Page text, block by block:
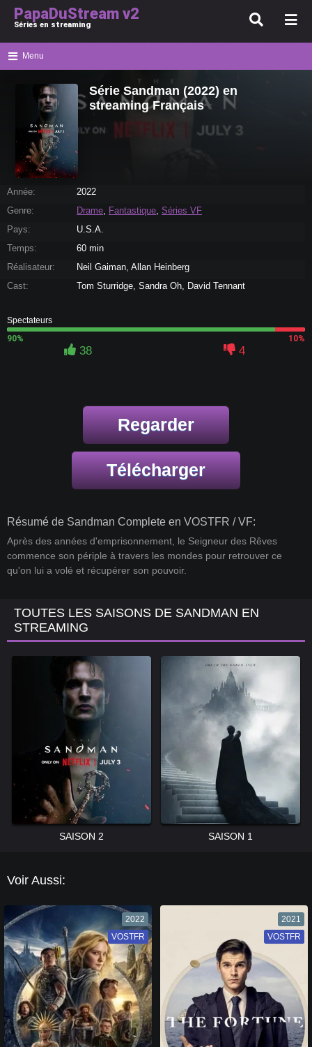
PapaDuStream v2
Séries en streaming
Menu
Série Sandman (2022) en
streaming Français
Année:
2022
Genre:
Drame, Fantastique, Séries VF
Pays:
U.S.A.
Temps:
60 min
Réalisateur:
Neil Gaiman, Allan Heinberg
Cast:
Tom Sturridge, Sandra Oh, David Tennant
Spectateurs
90%
10%
38 4
Regarder
Télécharger
Résumé de Sandman Complete en VOSTFR / VF:
Après des années d'emprisonnement, le Seigneur des Rêves
commence son périple à travers les mondes pour retrouver ce
qu'on lui a volé et récupérer son pouvoir.
TOUTES LES SAISONS DE SANDMAN EN
STREAMING
SAISON 2 SAISON 1
Voir Aussi:
2022
VF
VOSTFR
2021
VF
VOSTFR